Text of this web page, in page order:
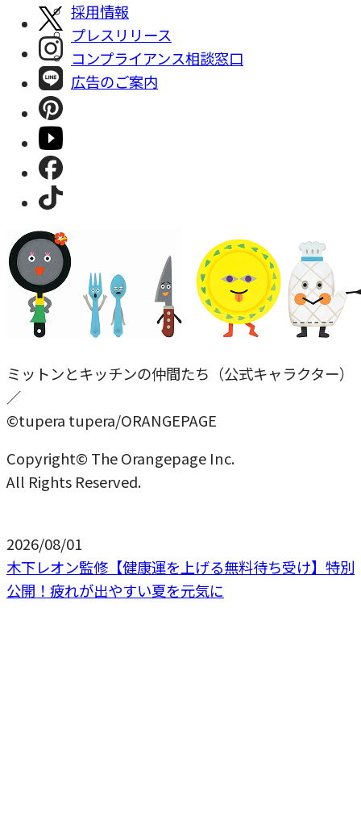
採⽤情報
プレスリリース
コンプライアンス相談窓⼝
広告のご案内
ミットンとキッチンの仲間たち（公式キャラクター）
／
©tupera tupera/ORANGEPAGE
Copyright© The Orangepage Inc.
All Rights Reserved.
2026/08/01
木下レオン監修【健康運を上げる無料待ち受け】特別
公開！疲れが出やすい夏を元気に